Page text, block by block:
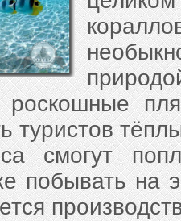
роскошные
туристов
смогут
побывать на